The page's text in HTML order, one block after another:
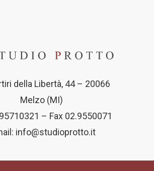
della Libertà, 44 – 20066
Melzo (MI)
– Fax 02.9550071
info@studioprotto.it